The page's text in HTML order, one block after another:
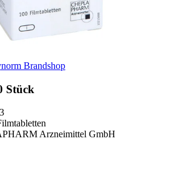
Brandshop
Stück
Arzneimittel GmbH